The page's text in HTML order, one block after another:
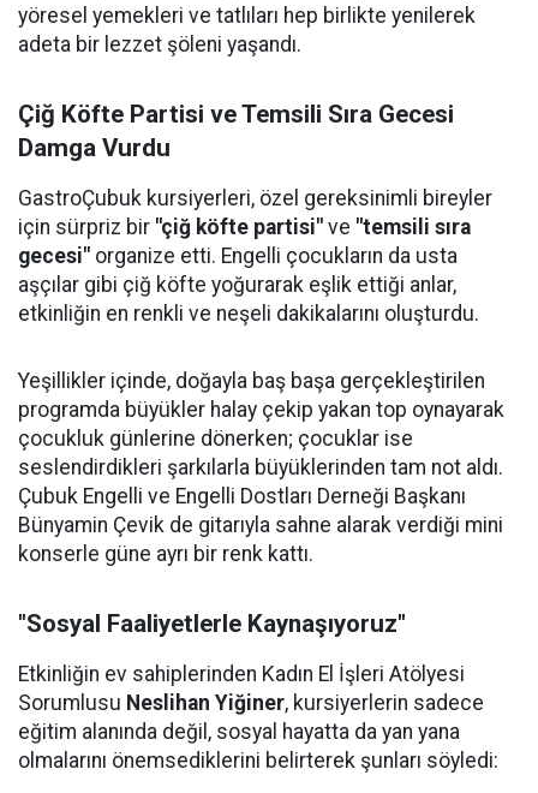
yöresel yemekleri ve tatlıları hep birlikte yenilerek
adeta bir lezzet şöleni yaşandı.
Çiğ Köfte Partisi ve Temsili Sıra Gecesi
Damga Vurdu
GastroÇubuk kursiyerleri, özel gereksinimli bireyler
için sürpriz bir "çiğ köfte partisi" ve "temsili sıra
gecesi" organize etti. Engelli çocukların da usta
aşçılar gibi çiğ köfte yoğurarak eşlik ettiği anlar,
etkinliğin en renkli ve neşeli dakikalarını oluşturdu.
Yeşillikler içinde, doğayla baş başa gerçekleştirilen
programda büyükler halay çekip yakan top oynayarak
çocukluk günlerine dönerken; çocuklar ise
seslendirdikleri şarkılarla büyüklerinden tam not aldı.
Çubuk Engelli ve Engelli Dostları Derneği Başkanı
Bünyamin Çevik de gitarıyla sahne alarak verdiği mini
konserle güne ayrı bir renk kattı.
"Sosyal Faaliyetlerle Kaynaşıyoruz"
Etkinliğin ev sahiplerinden Kadın El İşleri Atölyesi
Sorumlusu Neslihan Yiğiner, kursiyerlerin sadece
eğitim alanında değil, sosyal hayatta da yan yana
olmalarını önemsediklerini belirterek şunları söyledi: